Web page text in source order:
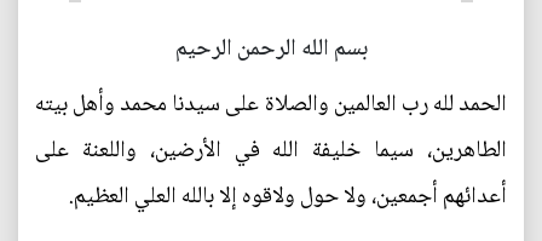
بسم الله الرحمن الرحيم
الحمد لله رب العالمين والصلاة على سيدنا محمد وأهل بيته
الطاهرين، سيما خليفة الله في الأرضين، واللعنة على
أعدائهم أجمعين، ولا حول ولاقوه إلا بالله العلي العظيم.